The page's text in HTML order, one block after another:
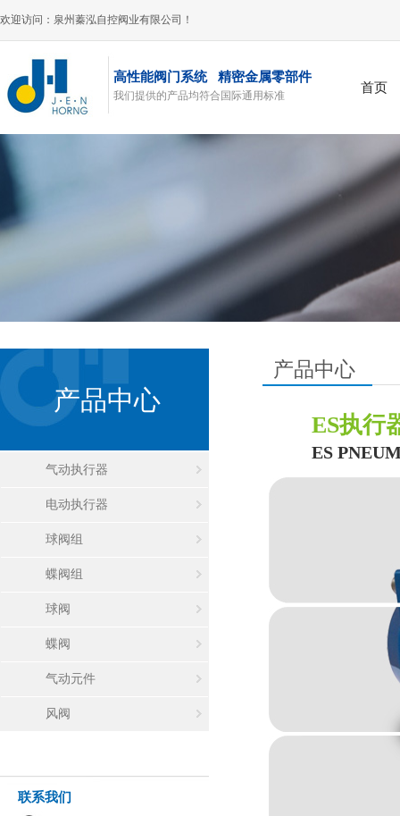
欢迎访问：泉州蓁泓自控阀业有限公司！
高性能阀门系统 精密金属零部件
我们提供的产品均符合国际通用标准
首页
风阀
产品中心
气动执行器
电动执行器
球阀组
蝶阀组
球阀
蝶阀
气动元件
风阀
联系我们
产品中心
ES执行
ES